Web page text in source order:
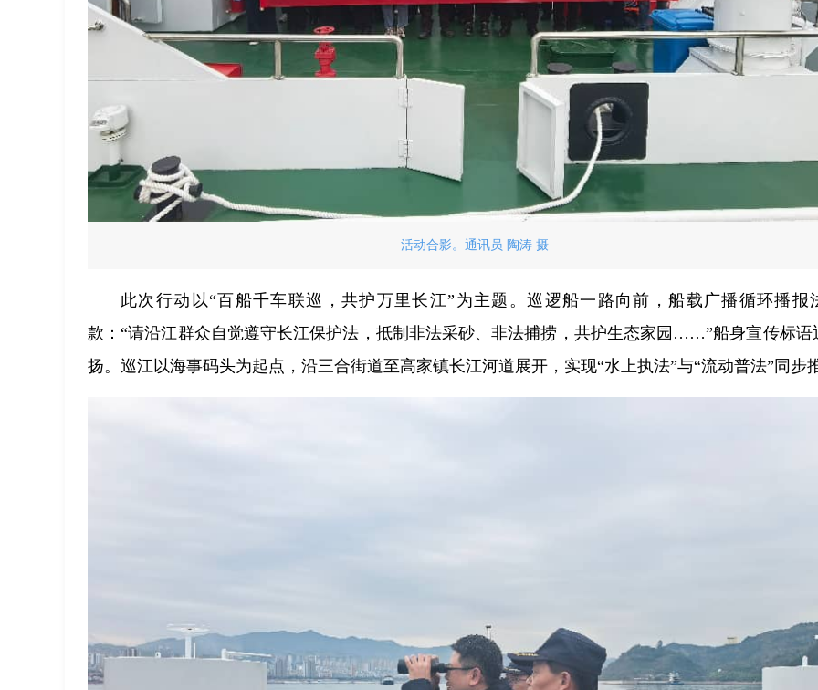
活动合影。通讯员 陶涛 摄
此次行动以“百船千车联巡，共护万里长江”为主题。巡逻船一路向前，船载广播循环播报
款：“请沿江群众自觉遵守长江保护法，抵制非法采砂、非法捕捞，共护生态家园……”船身宣传标语
扬。巡江以海事码头为起点，沿三合街道至高家镇长江河道展开，实现“水上执法”与“流动普法”同步